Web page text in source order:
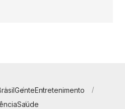
GenteEntretenimento
Saúde